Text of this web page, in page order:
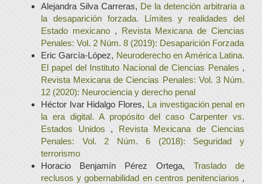
Alejandra Silva Carreras, De la detención arbitraria a
la desaparición forzada. Límites y realidades del
Estado mexicano , Revista Mexicana de Ciencias
Penales: Vol. 2 Núm. 8 (2019): Desaparición Forzada
Eric García-López, Neuroderecho en América Latina.
El papel del Instituto Nacional de Ciencias Penales ,
Revista Mexicana de Ciencias Penales: Vol. 3 Núm.
12 (2020): Neurociencia y derecho penal
Héctor Ivar Hidalgo Flores, La investigación penal en
la era digital. A propósito del caso Carpenter vs.
Estados Unidos , Revista Mexicana de Ciencias
Penales: Vol. 2 Núm. 6 (2018): Seguridad y
terrorismo
Horacio Benjamín Pérez Ortega, Traslado de
reclusos y gobernabilidad en centros penitenciarios ,